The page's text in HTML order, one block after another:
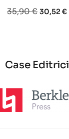
Prezzo
35,90 € Prezzo
30,52 €
Case Editrici